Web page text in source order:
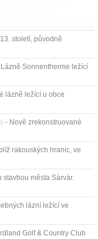
století, původně
Sonnentherme ležící
lázně ležící u obce
- Nově zrekonstruované
rakouských hranic, ve
města Sárvár.
lázní ležící ve
Golf & Country Club